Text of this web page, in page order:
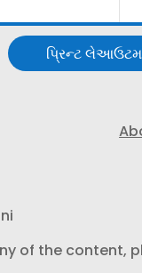
પ્રિન્ટ
of the content,